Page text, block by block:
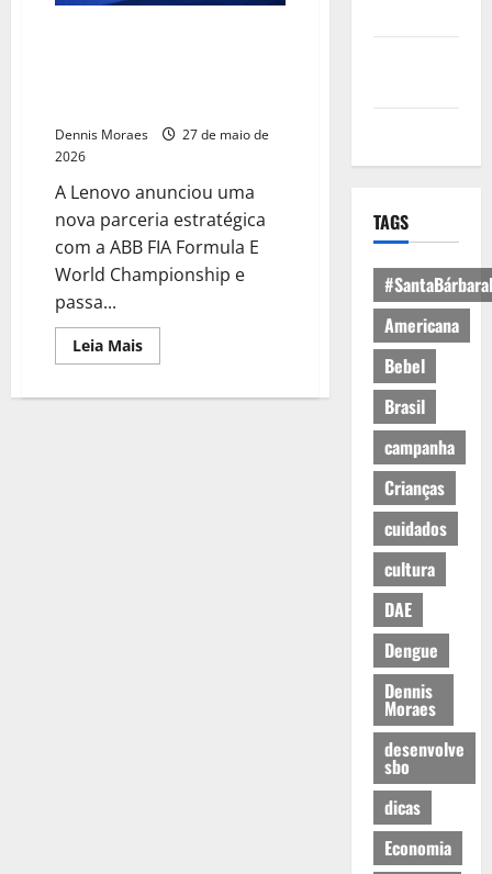
Dennis Moraes
27 de maio de
2026
A Lenovo anunciou uma
nova parceria estratégica
com a ABB FIA Formula E
World Championship e
passa...
Leia Mais
TAGS
Americana
Bebel
Brasil
campanha
Crianças
cuidados
cultura
DAE
Dengue
Dennis
Moraes
desenvolve
sbo
dicas
Economia